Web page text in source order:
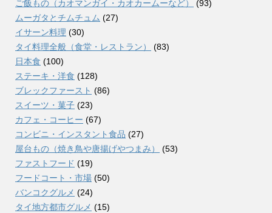
ご飯もの（カオマンガイ・カオカームーなど）
(93)
ムーガタとチムチュム (27)
イサーン料理 (30)
タイ料理全般（食堂・レストラン）
(83)
日本食 (100)
ステーキ・洋食 (128)
ブレックファースト (86)
スイーツ・菓子 (23)
カフェ・コーヒー (67)
コンビニ・インスタント食品 (27)
屋台もの（焼き鳥や唐揚げやつまみ）
(53)
ファストフード (19)
フードコート・市場 (50)
バンコクグルメ (24)
タイ地方都市グルメ (15)